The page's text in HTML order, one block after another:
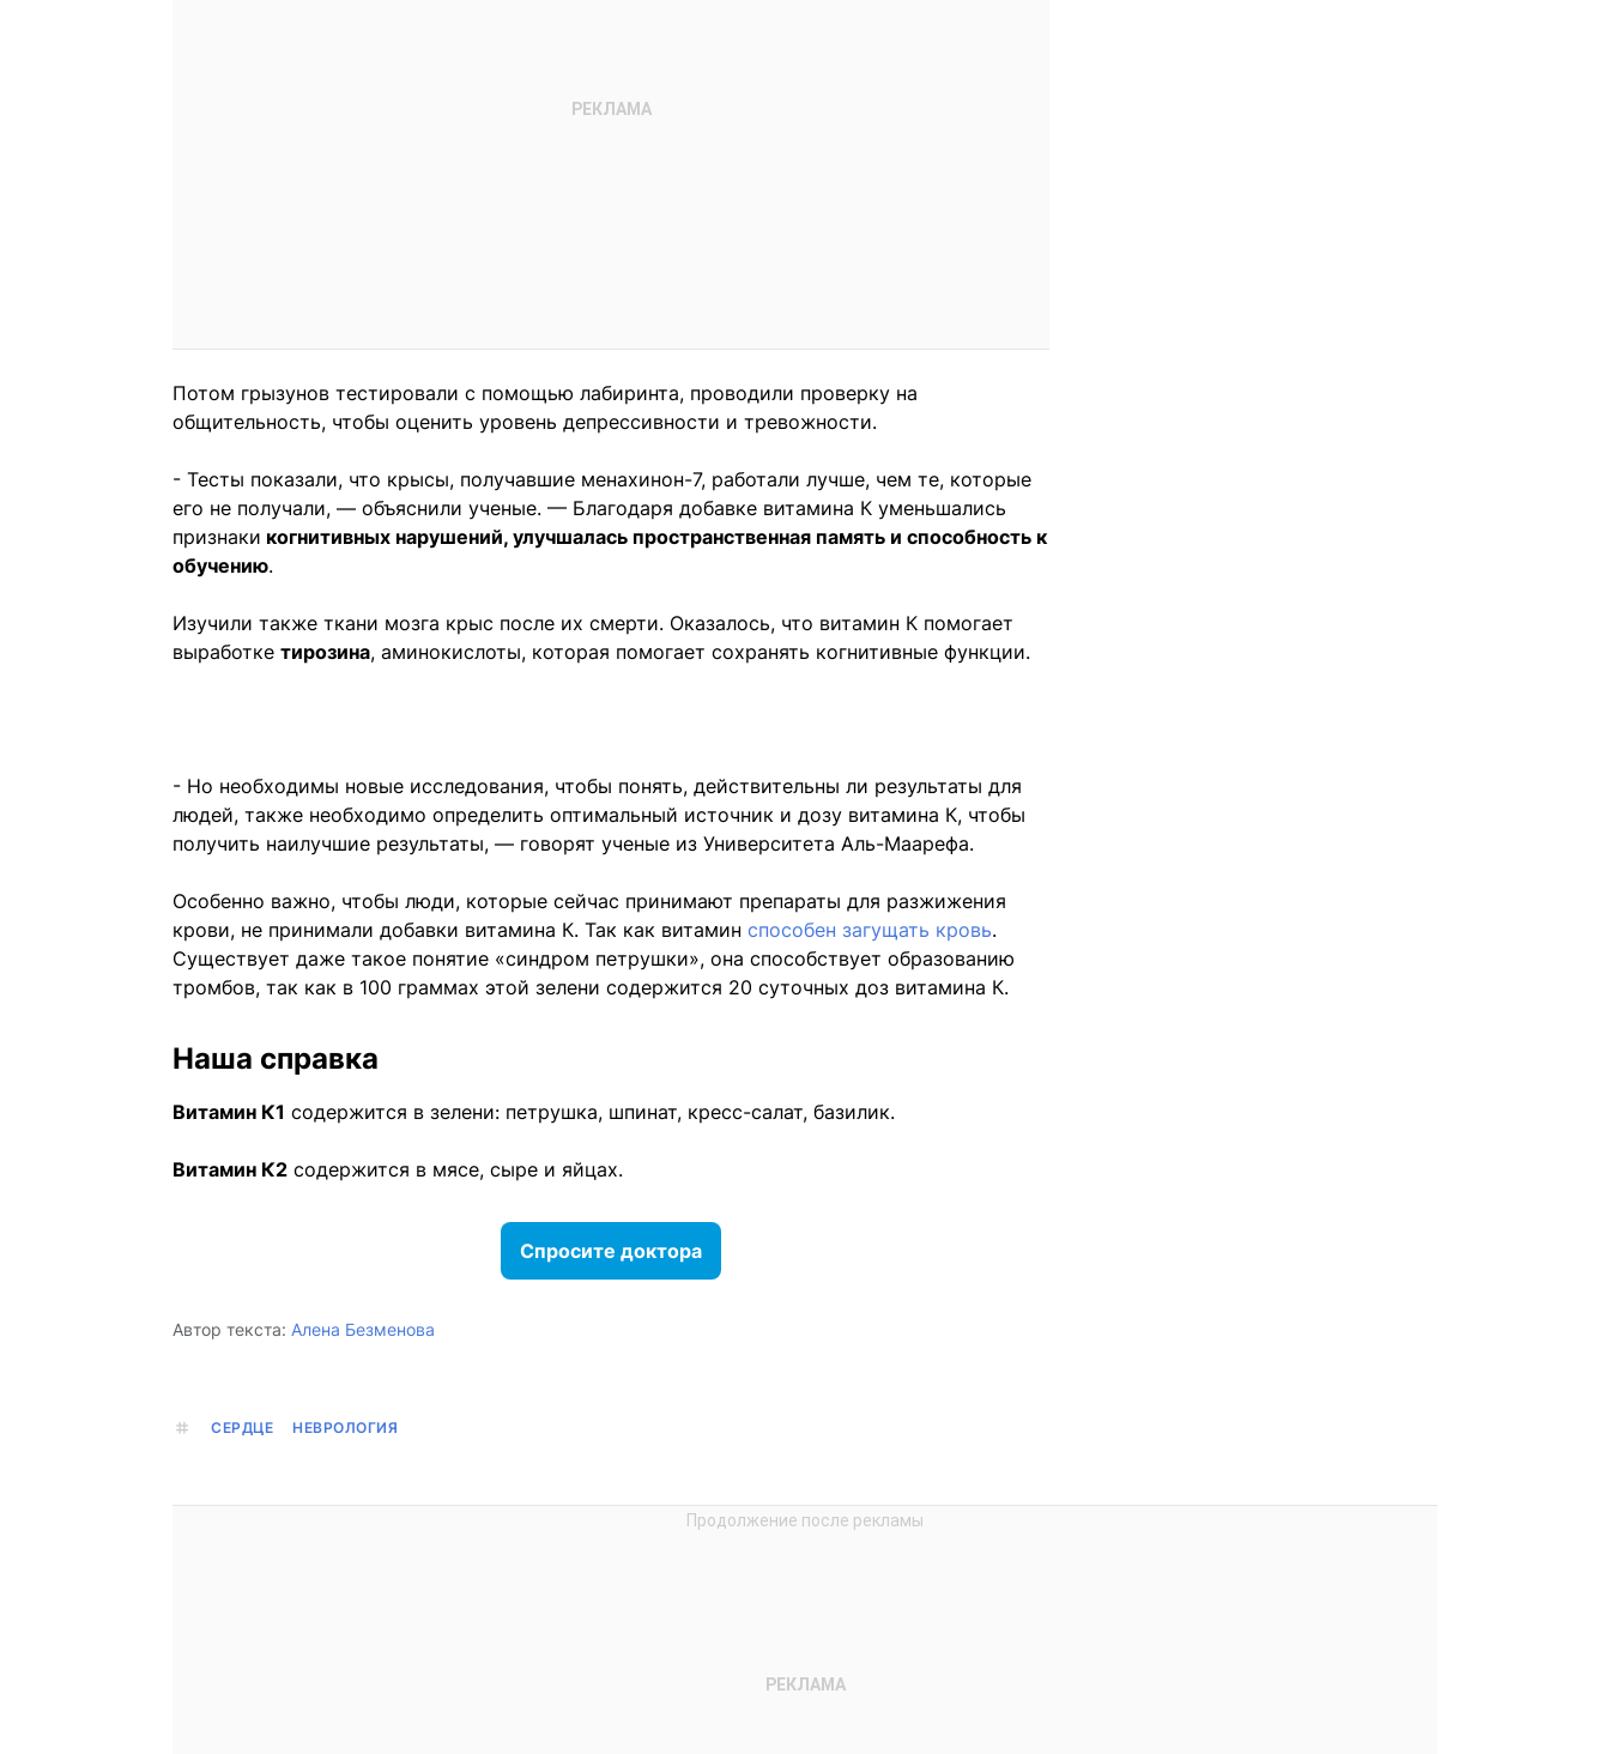
Потом грызунов тестировали с помощью лабиринта, проводили проверку на
общительность, чтобы оценить уровень депрессивности и тревожности.
- Тесты показали, что крысы, получавшие менахинон-7, работали лучше, чем те, которые
его не получали, — объяснили ученые. — Благодаря добавке витамина К уменьшались
признаки когнитивных нарушений, улучшалась пространственная память и способность к
обучению.
Изучили также ткани мозга крыс после их смерти. Оказалось, что витамин К помогает
выработке тирозина, аминокислоты, которая помогает сохранять когнитивные функции.
- Но необходимы новые исследования, чтобы понять, действительны ли результаты для
людей, также необходимо определить оптимальный источник и дозу витамина К, чтобы
получить наилучшие результаты, — говорят ученые из Университета Аль-Маарефа.
Особенно важно, чтобы люди, которые сейчас принимают препараты для разжижения
крови, не принимали добавки витамина К. Так как витамин способен загущать кровь.
Существует даже такое понятие «синдром петрушки», она способствует образованию
тромбов, так как в 100 граммах этой зелени содержится 20 суточных доз витамина К.
Наша справка
Витамин К1 содержится в зелени: петрушка, шпинат, кресс-салат, базилик.
Витамин К2 содержится в мясе, сыре и яйцах.
Спросите доктора
Автор текста: Алена Безменова
СЕРДЦЕ НЕВРОЛОГИЯ